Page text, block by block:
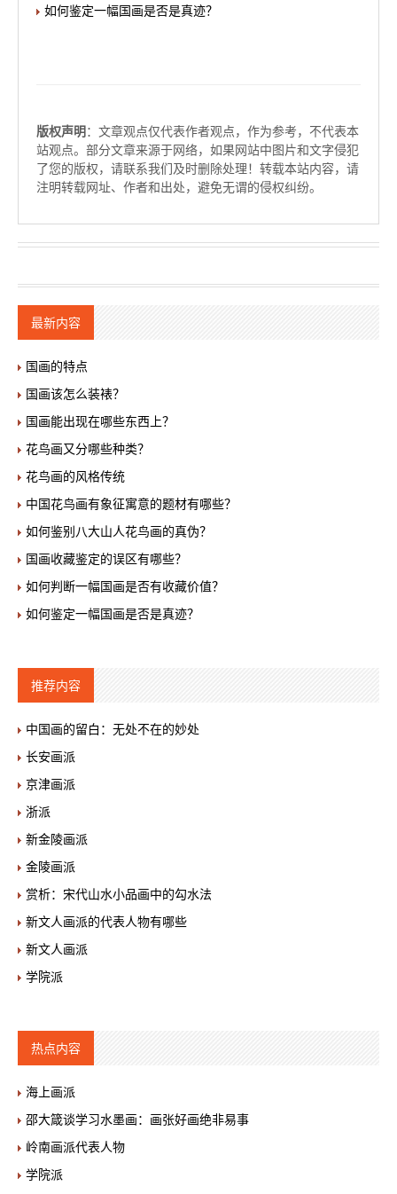
如何鉴定一幅国画是否是真迹？
版权声明 ：文章观点仅代表作者观点，作为参考，不代表本
站观点。部分文章来源于网络，如果网站中图片和文字侵犯
了您的版权，请联系我们及时删除处理！转载本站内容，请
注明转载网址、作者和出处，避免无谓的侵权纠纷。
最新内容
国画的特点
国画该怎么装裱？
国画能出现在哪些东西上？
花鸟画又分哪些种类？
花鸟画的风格传统
中国花鸟画有象征寓意的题材有哪些？
如何鉴别八大山人花鸟画的真伪？
国画收藏鉴定的误区有哪些？
如何判断一幅国画是否有收藏价值？
如何鉴定一幅国画是否是真迹？
推荐内容
中国画的留白：无处不在的妙处
长安画派
京津画派
浙派
新金陵画派
金陵画派
赏析：宋代山水小品画中的勾水法
新文人画派的代表人物有哪些
新文人画派
学院派
热点内容
海上画派
邵大箴谈学习水墨画：画张好画绝非易事
岭南画派代表人物
学院派